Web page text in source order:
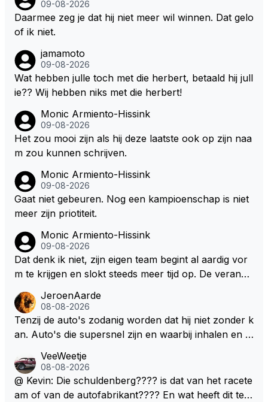
09-08-2026
Daarmee zeg je dat hij niet meer wil winnen. Dat gelo
of ik niet.
jamamoto
09-08-2026
Wat hebben julle toch met die herbert, betaald hij jull
ie?? Wij hebben niks met die herbert!
Monic Armiento-Hissink
09-08-2026
Het zou mooi zijn als hij deze laatste ook op zijn naa
m zou kunnen schrijven.
Monic Armiento-Hissink
09-08-2026
Gaat niet gebeuren. Nog een kampioenschap is niet
meer zijn priotiteit.
Monic Armiento-Hissink
09-08-2026
Dat denk ik niet, zijn eigen team begint al aardig vor
m te krijgen en slokt steeds meer tijd op. De verande
en zullen ben ik bang niet het gewenste effect hebb
en. Mocht het wel zo zijn dan zal het 3 jaar zijn, hoo
guit 5 jaar maar echt niet langer. Vergeet niet, hij hee
em meer plezier gebracht dan de F1 op dit moment.
JeroenAarde
08-08-2026
Tenzij de auto's zodanig worden dat hij niet zonder k
an. Auto's die supersnel zijn en waarbij inhalen en v
ronkende motoren en op de grenzen rijden van de
mogelijkheden. Het ouderwetse racen waarbij de ma
nnen en jongens verdeeld worden. Als deze auto's g
VeeWeetje
08-08-2026
@ Kevin: Die schuldenberg???? is dat van het racete
am of van de autofabrikant???? En wat heeft dit te